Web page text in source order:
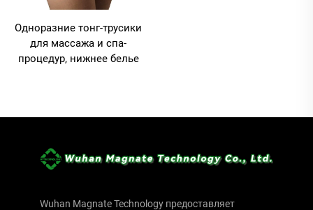
Одноразние тонг-трусики
для массажа и спа-
процедур, нижнее белье
Wuhan Magnate Technology предоставляет